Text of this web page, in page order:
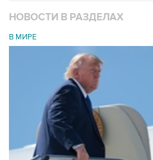
НОВОСТИ В РАЗДЕЛАХ
В МИРЕ